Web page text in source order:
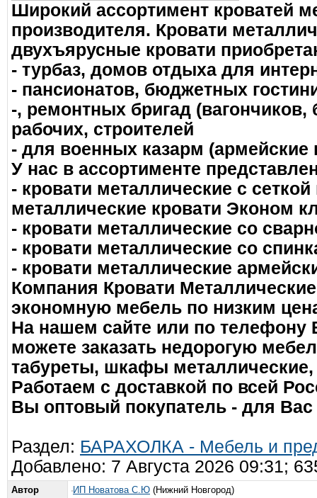
Широкий ассортимент кроватей
производителя. Кровати
двухъярусные кровати
- турбаз, домов отдыха для
- пансионатов, бюджетных
-, ремонтных бригад
рабочих, строителей
- для военных казарм (армейские
У нас в ассортименте
- кровати металлические с
металлические кровати Эконом
- кровати металлические со
- кровати металлические со
- кровати металлические
Компания Кровати
экономную мебель по низким
На нашем сайте или по телефону
можете заказать недорогую
табуреты, шкафы
Работаем с доставкой по всей
Вы оптовый покупатель - для
Раздел: БАРАХОЛКА - Мебель и
Добавлено: 7 Августа 2026 09:31;
Автор ИП Новатова С.Ю (Нижний Новгород)